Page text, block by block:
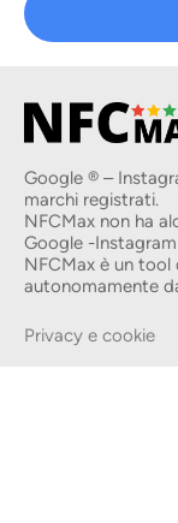
Google ® –
marchi registrati.
NFCMax non ha
Google -
NFCMax è un
autonomamente
Privacy e cookie